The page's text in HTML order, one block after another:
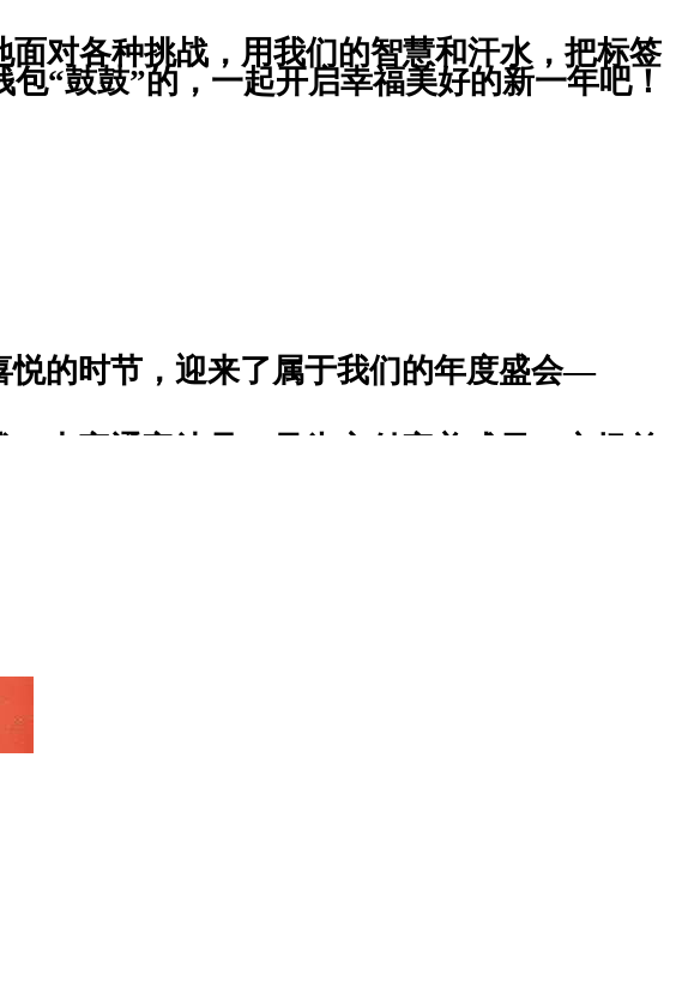
对各种挑战，用我们的智慧和汗水，把标签
“鼓鼓”的，一起开启幸福美好的新一年吧！
we will make our labels look fantastic, delight our customers so much that they are
happy and wonderful new ye
悦的时节，迎来了属于我们的年度盛会—
大家通宵达旦，只为交付完美成果；市场前
标签今日的辉煌。